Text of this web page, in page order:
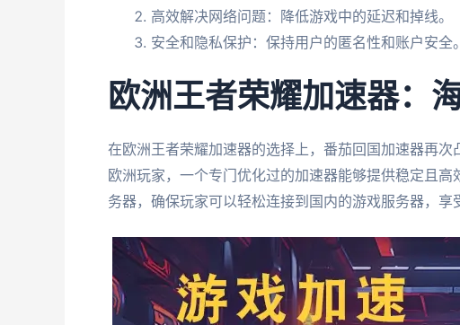
高效解决网络问题：降低游戏中的延迟和掉线。
安全和隐私保护：保持用户的匿名性和账户安全。
欧洲王者荣耀加速器：
在欧洲王者荣耀加速器的选择上，番茄回国加速器再
欧洲玩家，一个专门优化过的加速器能够提供稳定且
务器，确保玩家可以轻松连接到国内的游戏服务器，享